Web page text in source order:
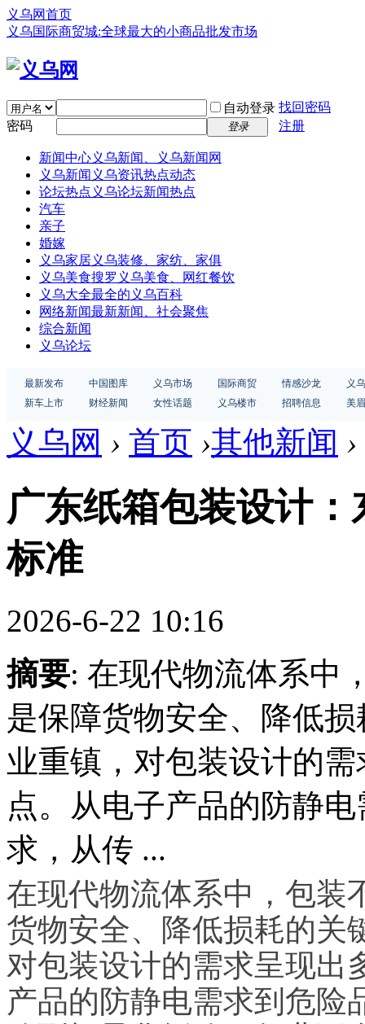
义乌网首页
义乌国际商贸城:全球最大的小商品批发市场
自动登录 找回密码
密码
登录 注册
新闻中心义乌新闻、义乌新闻网
义乌新闻 义乌资讯热点动态
论坛热点 义乌论坛新闻热点
汽车
亲子
婚嫁
义乌家居义乌装修、家纺、家俱
义乌美食搜罗义乌美食、网红餐饮
义乌大全最全的义乌百科
网络新闻最新新闻、社会聚焦
综合新闻
义乌论坛
最新发布 中国图库 义乌市场 国际商贸 情感沙龙
义
新车上市
财经新闻 女性话题 义乌楼市 招聘信息 美
义乌网 › 首页 ›其他新闻 ›
广东纸箱包装设计
标准
2026-6-22 10:16
摘要: 在现代物流体系中
是保障货物安全、降低
业重镇，对包装设计的
点。从电子产品的防静
求，从传 ...
在现代物流体系中，包装
货物安全、降低损耗的关
对包装设计的需求呈现出
产品的防静电需求到危险